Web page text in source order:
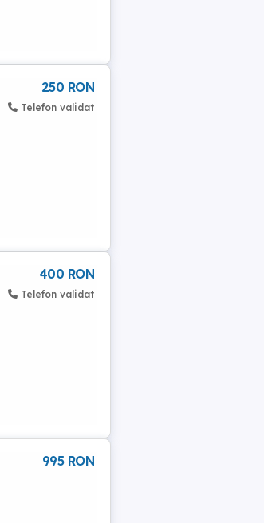
250 RON
Telefon validat
400 RON
Telefon validat
995 RON